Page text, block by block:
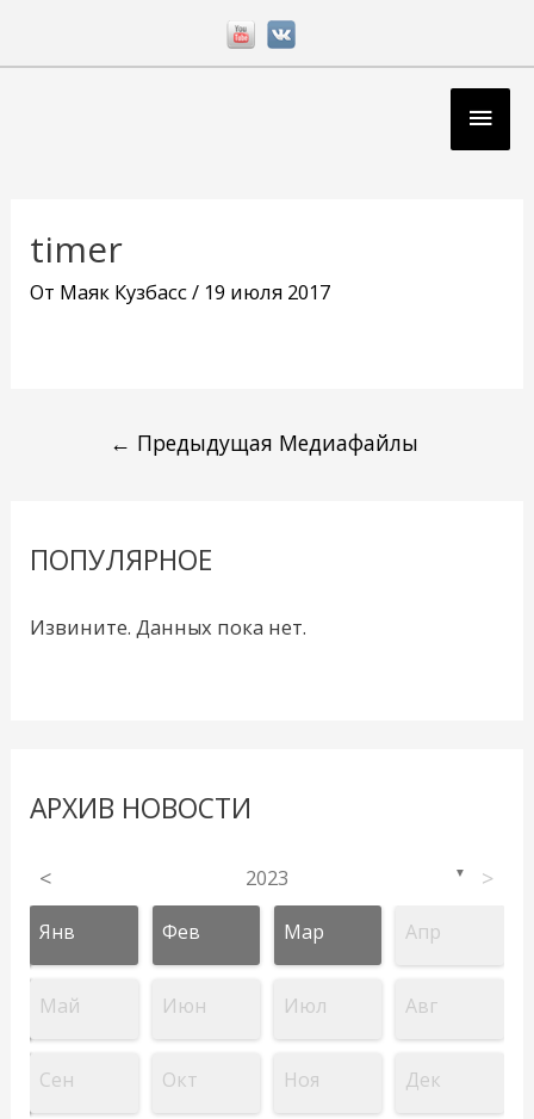
timer
От Маяк Кузбасс/ 19 июля 2017
записям
← Предыдущая Медиафайлы
ПОПУЛЯРНОЕ
Извините. Данных пока нет.
АРХИВ НОВОСТИ
< 2023 ▼ >
Янв Фев Мар Апр
Май Июн Июл Авг
Сен Окт Ноя Дек